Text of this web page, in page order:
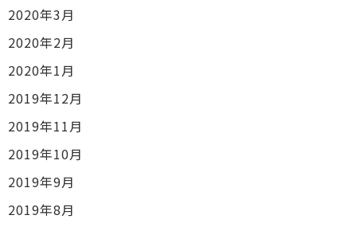
2020年3月
2020年2月
2020年1月
2019年12月
2019年11月
2019年10月
2019年9月
2019年8月